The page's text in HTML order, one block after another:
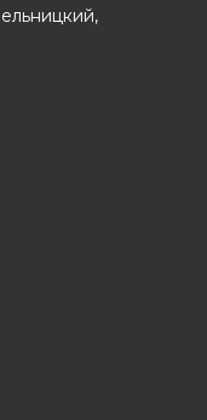
Jumpy, Ulysse,